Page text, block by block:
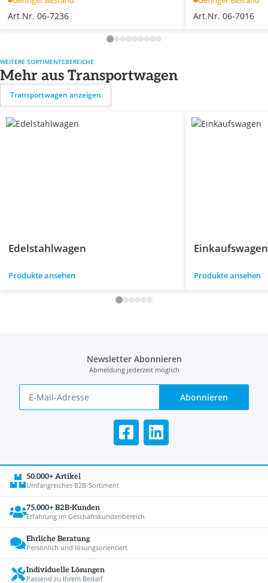
Art.Nr. 06-7236 Art.Nr. 06-7016
WEITERE SORTIMENTSBEREICHE
Mehr aus Transportwagen
Transportwagen anzeigen
Edelstahlwagen
Produkte ansehen
Einkaufswagen
Produkte ansehen
Newsletter Abonnieren
Abmeldung jederzeit möglich
Abonnieren
50.000+ Artikel
Umfangreiches B2B-Sortiment
75.000+ B2B-Kunden
Erfahrung im Geschäftskundenbereich
Ehrliche Beratung
Persönlich und lösungsorientiert
Individuelle Lösungen
Passend zu Ihrem Bedarf